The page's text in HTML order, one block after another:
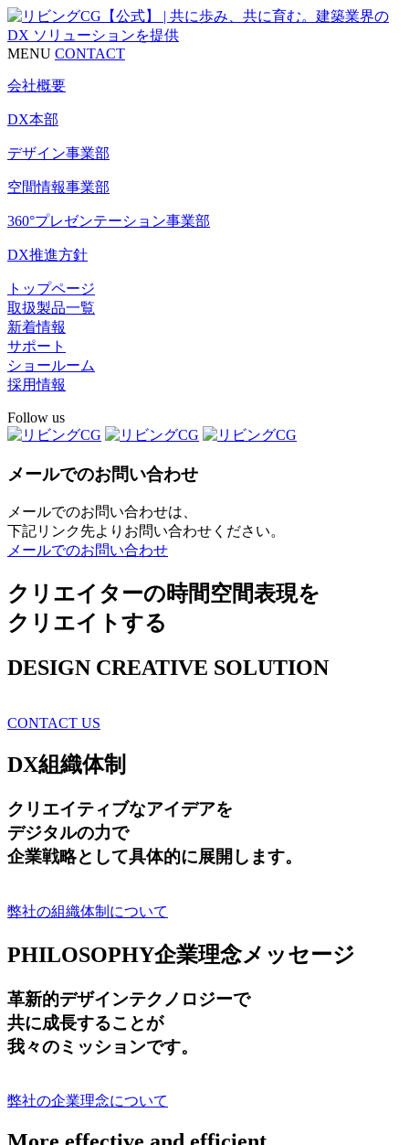
MENU CONTACT
会社概要
DX本部
デザイン事業部
空間情報事業部
360°プレゼンテーション事業部
DX推進方針
トップページ
取扱製品一覧
新着情報
サポート
ショールーム
採用情報
Follow us
メールでのお問い合わせ
メールでのお問い合わせは、
下記リンク先よりお問い合わせください。
メールでのお問い合わせ
クリエイターの時間空間表現を
クリエイトする
DESIGN CREATIVE SOLUTION
CONTACT US
DX組織体制
クリエイティブなアイデアを
デジタルの力で
企業戦略として具体的に展開します。
弊社の組織体制について
PHILOSOPHY企業理念メッセージ
革新的デザインテクノロジーで
共に成長することが
我々のミッションです。
弊社の企業理念について